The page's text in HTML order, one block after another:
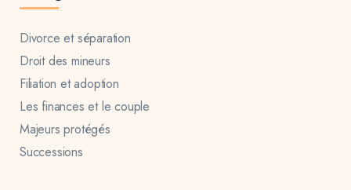
Divorce et séparation
Droit des mineurs
Filiation et adoption
Les finances et le couple
Majeurs protégés
Successions